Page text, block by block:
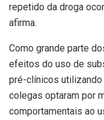
repetido da droga
afirma.
Como grande parte
efeitos do uso de
pré-clínicos utilizando
colegas optaram por
comportamentais ao